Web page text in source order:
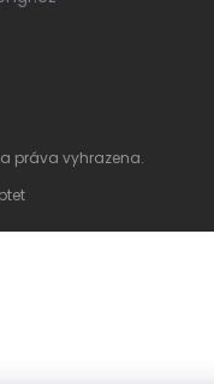
práva vyhrazena.